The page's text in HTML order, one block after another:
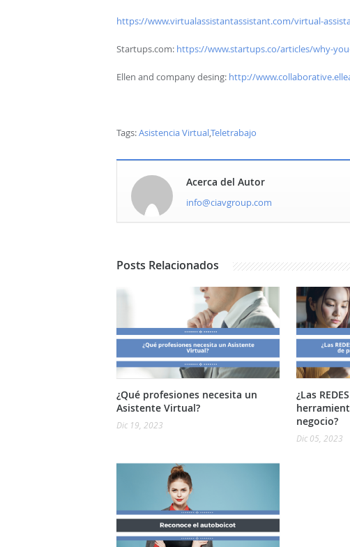
https://www.virtualassistantassistant.com/virtual-
Startups.com: https://www.startups.co/articles/why-
Ellen and company desing: http://
Tags:Asistencia Virtual,Teletrabajo
Acerca del Autor
info@ciavgroup.com
Posts Relacionados
¿Qué profesiones necesita un
Asistente Virtual?
Dic 19, 2023
¿Las
negocio?
Dic 05, 2023